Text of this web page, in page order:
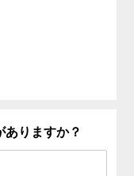
ありますか？